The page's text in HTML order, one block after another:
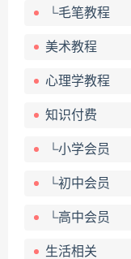
└毛笔教程
美术教程
心理学教程
知识付费
└小学会员
└初中会员
└高中会员
生活相关